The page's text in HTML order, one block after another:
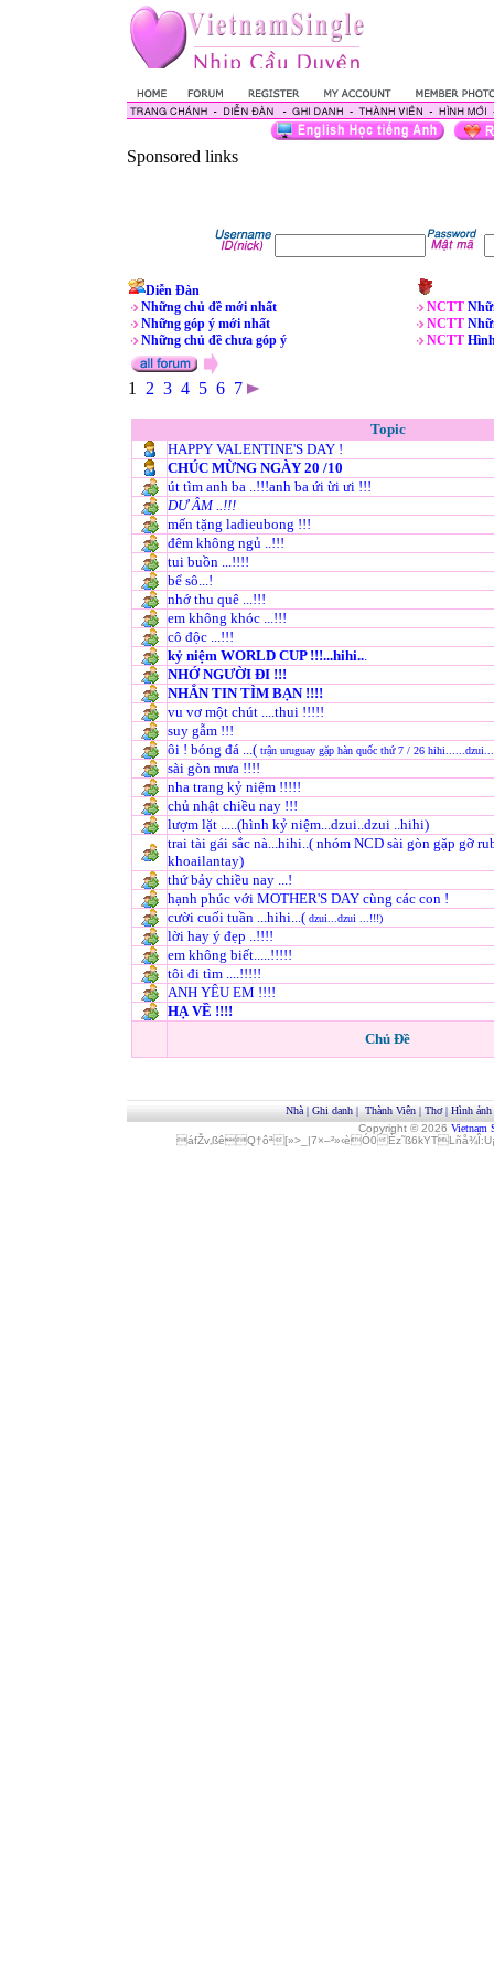
Sponsored links
Diễn Đàn
Những chủ đề mới nhất
Những góp ý mới nhất
Những chủ đề chưa góp ý
NCTT
NCTT
NCTT
1 2 3 4 5 6 7
Topic
HAPPY VALENTINE'S DAY !
CHÚC MỪNG NGÀY 20 /10
út tìm anh ba ..!!!anh ba ứi ừi ưi !!!
DƯ ÂM ..!!!
mến tặng ladieubong !!!
đêm không ngủ ..!!!
tui buồn ...!!!!
bể sô...!
nhớ thu quê ...!!!
em không khóc ...!!!
cô độc ...!!!
kỷ niệm WORLD CUP !!!...hihi...
NHỚ NGƯỜI ĐI !!!
NHẮN TIN TÌM BẠN !!!!
vu vơ một chút ....thui !!!!!
suy gẫm !!!
ôi ! bóng đá ...( trận uruguay gặp hàn quốc thứ 7 / 26
sài gòn mưa !!!!
nha trang kỷ niệm !!!!!
chủ nhật chiều nay !!!
lượm lặt .....(hình kỷ niệm...dzui..dzui ..hihi)
trai tài gái sắc nà...hihi..( nhóm NCD sài gòn gặp gỡ
khoailantay)
thứ bảy chiều nay ...!
hạnh phúc với MOTHER'S DAY cùng các con !
cười cuối tuần ...hihi...( dzui...dzui ...!!!)
lời hay ý đẹp ..!!!!
em không biết.....!!!!!
tôi đi tìm ....!!!!!
ANH YÊU EM !!!!
HẠ VỀ !!!!
Chủ Đề
Nhà | Ghi danh | Thành Viên | Thơ| Hình ảnh
Copyright © 2026 Vietnam
áfŽv‚ßêQ†ôª[»>_|7×–²»‹èÓ0